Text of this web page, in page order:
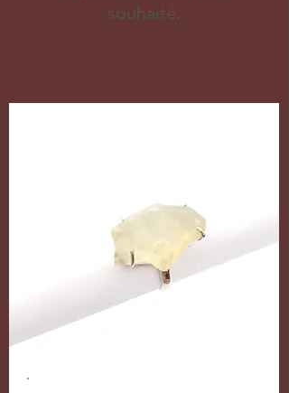
souhaité.